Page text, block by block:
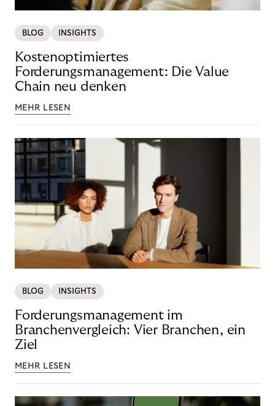
BLOG INSIGHTS
Kostenoptimiertes
Forderungsmanagement: Die Value
Chain neu denken
MEHR LESEN
BLOG INSIGHTS
Forderungsmanagement im
Branchenvergleich: Vier Branchen, ein
Ziel
MEHR LESEN